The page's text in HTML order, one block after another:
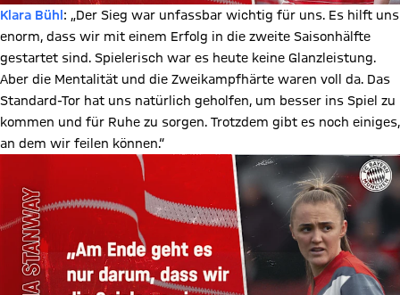
Klara Bühl : „Der Sieg war unfassbar wichtig für uns. Es hilft uns
enorm, dass wir mit einem Erfolg in die zweite Saisonhälfte
gestartet sind. Spielerisch war es heute keine Glanzleistung.
Aber die Mentalität und die Zweikampfhärte waren voll da. Das
Standard-Tor hat uns natürlich geholfen, um besser ins Spiel zu
kommen und für Ruhe zu sorgen. Trotzdem gibt es noch einiges,
an dem wir feilen können.“